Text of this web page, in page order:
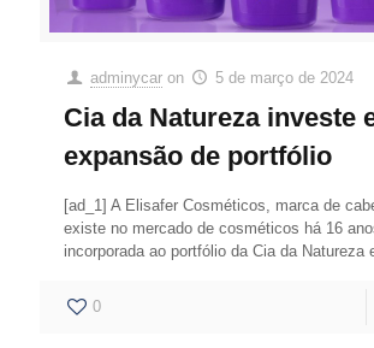
adminycar on 5 de março de 2024
Cia da Natureza investe
expansão de portfólio
[ad_1] A Elisafer Cosméticos, marca de
existe no mercado de cosméticos há 16
incorporada ao portfólio da Cia da Natureza
0